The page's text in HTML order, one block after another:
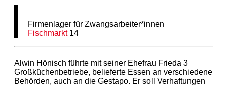
Firmenlager für Zwangsarbeiter*innen
Fischmarkt14
Alwin Hönisch führte mit seiner Ehefrau Frieda 3
Großküchenbetriebe, belieferte Essen an verschiedene
Behörden, auch an die Gestapo. Er soll Verhaftungen